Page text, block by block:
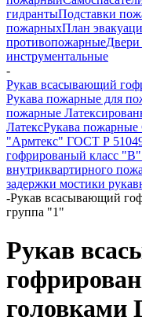
гидрантыПодставки
пожарныхПлан
противопожарные
инструментальные
-
Рукав всасывающий
Рукава пожарные для
пожарные
ЛатексРукава пожарные
"Армтекс" ГОСТ Р
гофрированый класс
внутриквартирного
задержки мостики
-Рукав всасывающий
группа "1"
Рукав
головками